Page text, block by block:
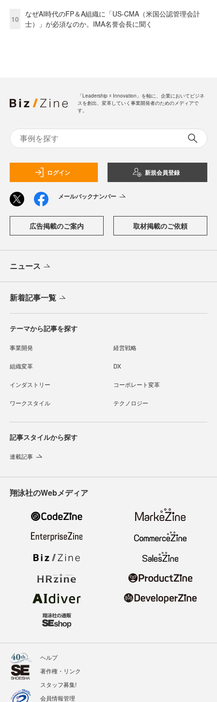
10
なぜAI時代のFP＆A組織に「US-CMA（米国公認管理会計
士）」が必須なのか。IMA名誉会長に聞く
「Leadership ☓ Innovation」を軸に、企業においてビジネ
スを創出、変革していく事業開発者のためのメディアで
す。
ログイン 新規会員登録
メールバックナンバー
広告掲載のご案内 取材掲載のご依頼
ニュース
新着記事一覧
テーマから記事を探す
事業開発 経営戦略
組織変革 DX
インダストリー コーポレート変革
ワークスタイル テクノロジー
記事スタイルから探す
連載記事
翔泳社のWebメディア
ヘルプ
著作権・リンク
スタッフ募集!
会員情報管理